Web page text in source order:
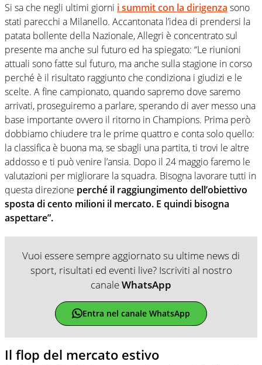
Si sa che negli ultimi giorni i summit con la dirigenza sono
stati parecchi a Milanello. Accantonata l’idea di prendersi la
patata bollente della Nazionale, Allegri è concentrato sul
presente ma anche sul futuro ed ha spiegato: “Le riunioni
attuali sono fatte sul futuro, ma anche sulla stagione in corso
perché è il risultato raggiunto che condiziona i giudizi e le
scelte. A fine campionato, quando sapremo dove saremo
arrivati, proseguiremo a parlare, sperando di aver messo una
base importante ovvero il ritorno in Champions. Prima però
dobbiamo chiudere tra le prime quattro e conta solo quello:
la classifica è buona ma, se sbagli una partita, ti trovi le altre
addosso e ti può venire l’ansia. Dopo il 24 maggio faremo le
valutazioni per migliorare la squadra. Bisogna lavorare tutti in
questa direzione perché il raggiungimento dell’obiettivo
sposta di cento milioni il mercato. E quindi bisogna
aspettare”.
Vuoi essere sempre aggiornato su ultime news di
sport, risultati ed eventi live? Iscriviti al nostro
canaleWhatsApp
Entra nel canale WhatsApp
Il flop del mercato estivo